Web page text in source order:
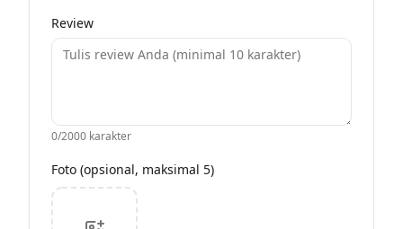
Review
0/2000 karakter
Foto (opsional, maksimal 5)